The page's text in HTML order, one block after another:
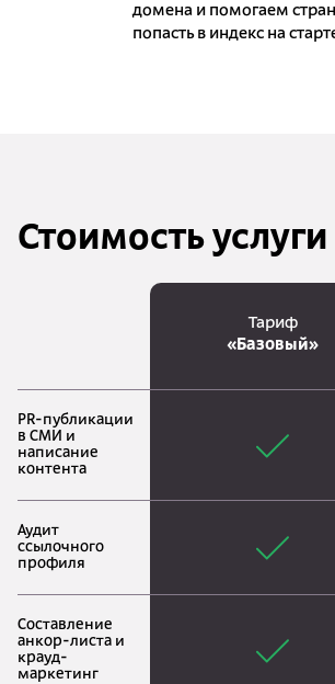
домена и помогаем
попасть в индекс на
Стоимость услуги
Тариф
«Базовый»
PR-публикации
в СМИ и
написание
контента
Аудит
ссылочного
профиля
Составление
анкор-листа и
крауд-
маркетинг